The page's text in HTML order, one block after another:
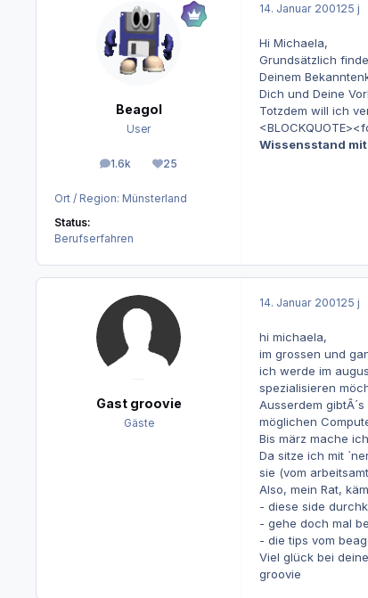
Beagol
User
1.6k
Beiträge 25
Reputation
Ort / Region: Münsterland
Status:
Berufserfahren
14. Januar 200125 j
Hi Michaela,
Grundsätzlich
Deinem
Dich und Deine
Totzdem will ich
Wissensstand
Gast groovie
Gäste
14. Januar 200125 j
hi michaela,
im grossen und
ich werde im
spezialisieren
Ausserdem
möglichen
Bis märz mache
Da sitze ich mit
sie (vom
Also, mein Rat,
- diese side
- gehe doch mal
- die tips vom
Viel glück bei
groovie